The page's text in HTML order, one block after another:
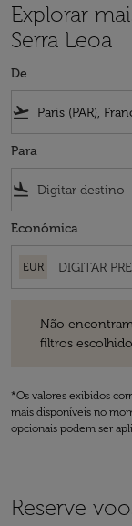
Explorar
Serra Leoa
De
flight_takeoff
Para
flight_land
Econômica
EUR
Não
filtros
*Os valores exibidos
mais disponíveis no
opcionais podem ser
Reserve